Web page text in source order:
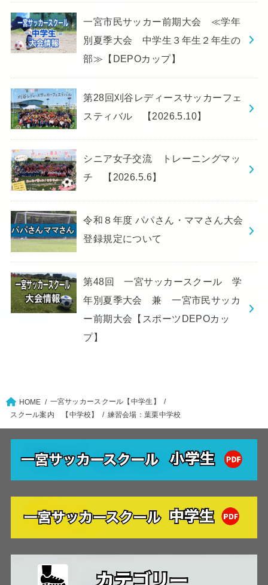
一宮市民サッカー前期大会 ≪学年
別夏季大会 中学生３年生２年生の
部≫【DEPOカップ】
第28回刈谷レディースサッカーフェ
スティバル 【2026.5.10】
シニア女子交流 トレーニングマッ
チ 【2026.5.6】
令和８年度 パパさん・ママさん大会
登録規定について
第48回 一宮サッカースクール 学
年別夏季大会 兼 一宮市民サッカ
ー前期大会【スポーツDEPOカッ
プ】
HOME
一宮サッカースクール【中学生】
スクール案内 【中学校】
練習会場：葉栗中学校